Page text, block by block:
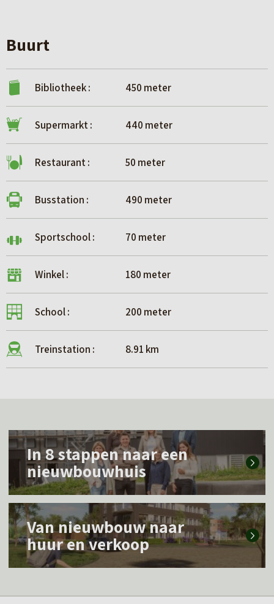
Buurt
Bibliotheek : 450 meter
Supermarkt : 440 meter
Restaurant : 50 meter
Busstation : 490 meter
Sportschool : 70 meter
Winkel : 180 meter
School : 200 meter
Treinstation : 8.91 km
L
s
m
e
o
In 8 stappen naar een
nieuwbouwhuis
L
e
s
Van nieuwbouw naar
huur en verkoop